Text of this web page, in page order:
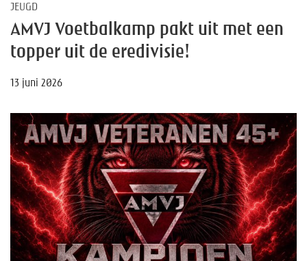
JEUGD
AMVJ Voetbalkamp pakt uit met een
topper uit de eredivisie!
13 juni 2026